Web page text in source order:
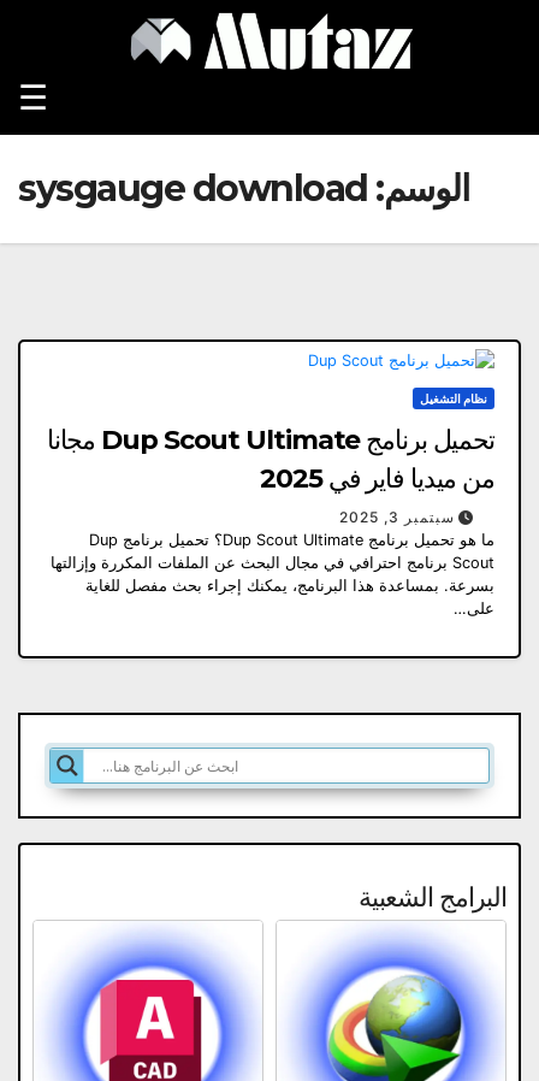
☰
الوسم: sysgauge download
نظام التشغيل
تحميل برنامج Dup Scout Ultimate مجانا
من ميديا ​​فاير في 2025
سبتمبر 3, 2025
ما هو تحميل برنامج Dup Scout Ultimate؟ تحميل برنامج Dup
Scout برنامج احترافي في مجال البحث عن الملفات المكررة وإزالتها
بسرعة. بمساعدة هذا البرنامج، يمكنك إجراء بحث مفصل للغاية
على…
البرامج الشعبية